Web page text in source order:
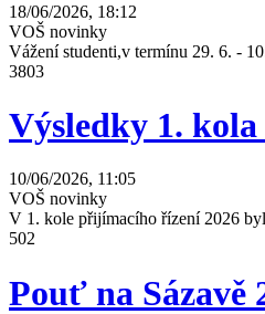
18/06/2026, 18:12
VOŠ novinky
Vážení studenti,v termínu 29. 6. -
3803
Výsledky 1. kola
10/06/2026, 11:05
VOŠ novinky
V 1. kole přijímacího řízení 2026
502
Pouť na Sázavě